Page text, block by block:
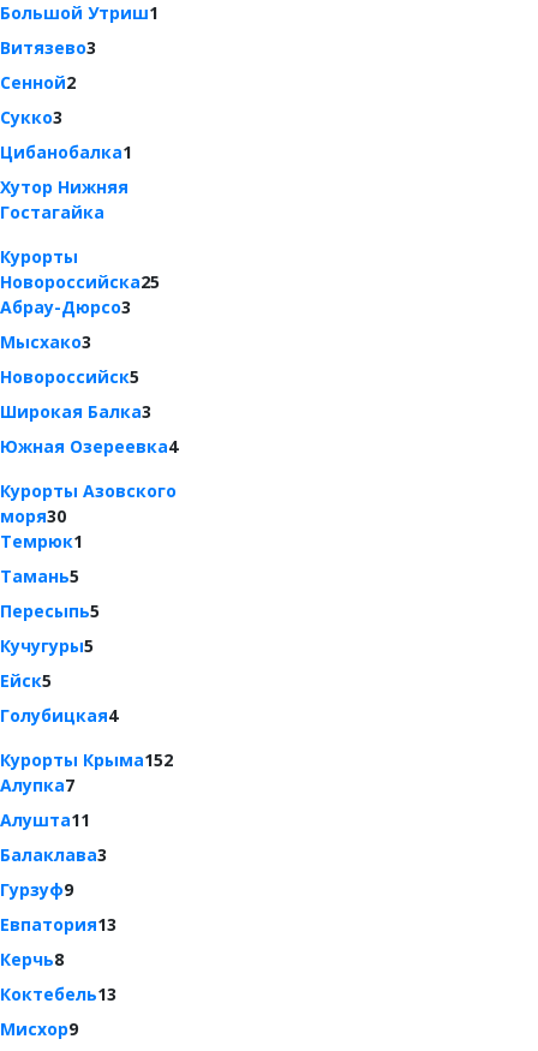
Большой Утриш1
Витязево3
Сенной2
Сукко3
Цибанобалка1
Хутор Нижняя
Гостагайка
Курорты
Новороссийска25
Абрау-Дюрсо3
Мысхако3
Новороссийск5
Широкая Балка3
Южная Озереевка4
Курорты Азовского
моря30
Темрюк1
Тамань5
Пересыпь5
Кучугуры5
Ейск5
Голубицкая4
Курорты Крыма152
Алупка7
Алушта11
Балаклава3
Гурзуф9
Евпатория13
Керчь8
Коктебель13
Мисхор9